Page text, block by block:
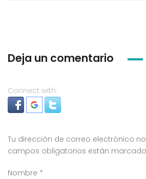
Deja un comentario
Connect with:
Tu dirección de correo electrónico
campos obligatorios están
Nombre *